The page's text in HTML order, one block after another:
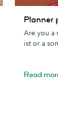
Planner
Are you a
ist or a
Read